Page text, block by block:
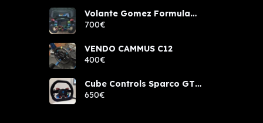
Volante Gomez Formula
Pro Elite
700€
VENDO CAMMUS C12
400€
Cube Controls Sparco GT
PRO NUEVO
650€